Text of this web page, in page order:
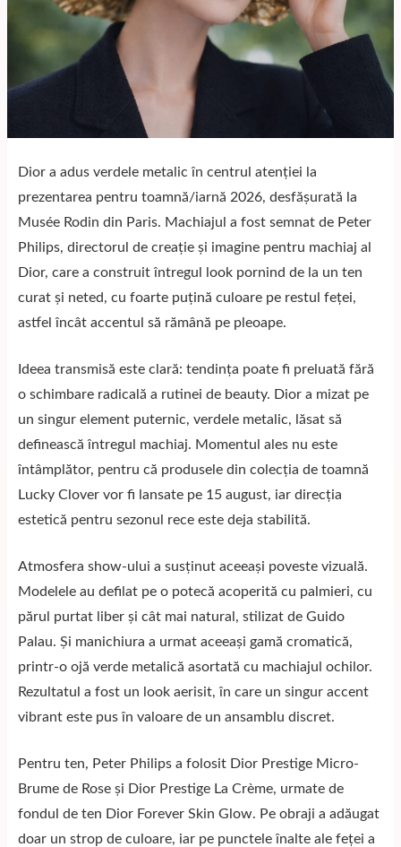
Dior a adus verdele metalic în centrul atenției la
prezentarea pentru toamnă/iarnă 2026, desfășurată la
Musée Rodin din Paris. Machiajul a fost semnat de Peter
Philips, directorul de creație și imagine pentru machiaj al
Dior, care a construit întregul look pornind de la un ten
curat și neted, cu foarte puțină culoare pe restul feței,
astfel încât accentul să rămână pe pleoape.
Ideea transmisă este clară: tendința poate fi preluată fără
o schimbare radicală a rutinei de beauty. Dior a mizat pe
un singur element puternic, verdele metalic, lăsat să
definească întregul machiaj. Momentul ales nu este
întâmplător, pentru că produsele din colecția de toamnă
Lucky Clover vor fi lansate pe 15 august, iar direcția
estetică pentru sezonul rece este deja stabilită.
Atmosfera show-ului a susținut aceeași poveste vizuală.
Modelele au defilat pe o potecă acoperită cu palmieri, cu
părul purtat liber și cât mai natural, stilizat de Guido
Palau. Și manichiura a urmat aceeași gamă cromatică,
printr-o ojă verde metalică asortată cu machiajul ochilor.
Rezultatul a fost un look aerisit, în care un singur accent
vibrant este pus în valoare de un ansamblu discret.
Pentru ten, Peter Philips a folosit Dior Prestige Micro-
Brume de Rose și Dior Prestige La Crème, urmate de
fondul de ten Dior Forever Skin Glow. Pe obraji a adăugat
doar un strop de culoare, iar pe punctele înalte ale feței a